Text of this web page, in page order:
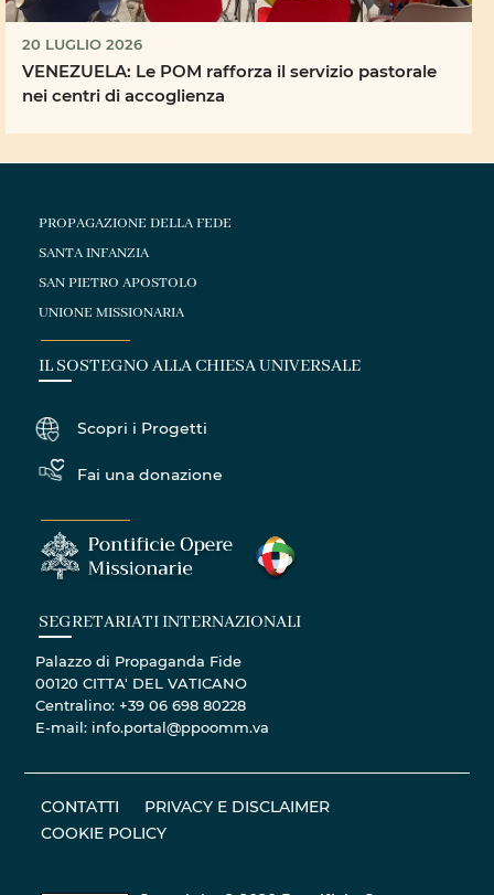
20 LUGLIO 2026
VENEZUELA: Le POM rafforza il servizio pastorale
nei centri di accoglienza
PROPAGAZIONE DELLA FEDE
SANTA INFANZIA
SAN PIETRO APOSTOLO
UNIONE MISSIONARIA
IL SOSTEGNO ALLA CHIESA UNIVERSALE
Scopri i Progetti
Fai una donazione
SEGRETARIATI INTERNAZIONALI
Palazzo di Propaganda Fide
00120 CITTA' DEL VATICANO
Centralino: +39 06 698 80228
E-mail: info.portal@ppoomm.va
CONTATTI
PRIVACY E DISCLAIMER
COOKIE POLICY